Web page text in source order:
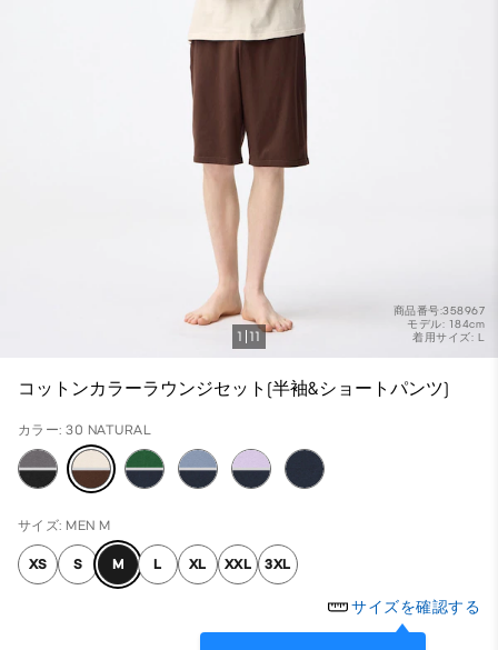
商品番号:358967
モデル: 184cm
着用サイズ: L
1 11
コットンカラーラウンジセット(半袖&ショートパンツ)
カラー: 30 NATURAL
サイズ: MEN M
XS S M L XL XXL 3XL
サイズを確認する